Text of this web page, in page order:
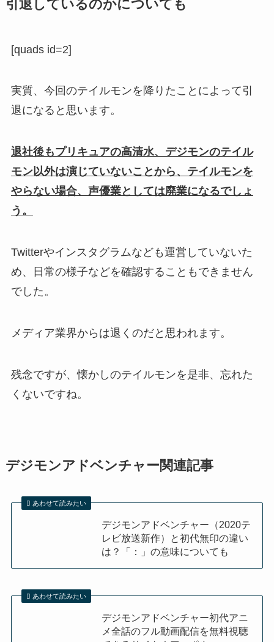
引退しているのかについても
[quads id=2]
実質、今回のテイルモンを降りたことによって引
退になると思います。
退社後もプリキュアの高清水、デジモンのテイル
モン以外は演じていないことから、テイルモンを
やらない場合、声優業としては廃業になるでしょ
う。
Twitterやインスタグラムなども運営していないた
め、日常の様子などを確認することもできません
でした。
メディア業界からは退くのだと思われます。
残念ですが、懐かしのテイルモンを是非、忘れた
くないですね。
デジモンアドベンチャー関連記事
あわせて読みたい
デジモンアドベンチャー（2020テ
レビ放送新作）と初代無印の違い
は？「：」の意味についても
あわせて読みたい
デジモンアドベンチャー初代アニ
メ全話のフル動画配信を無料視聴